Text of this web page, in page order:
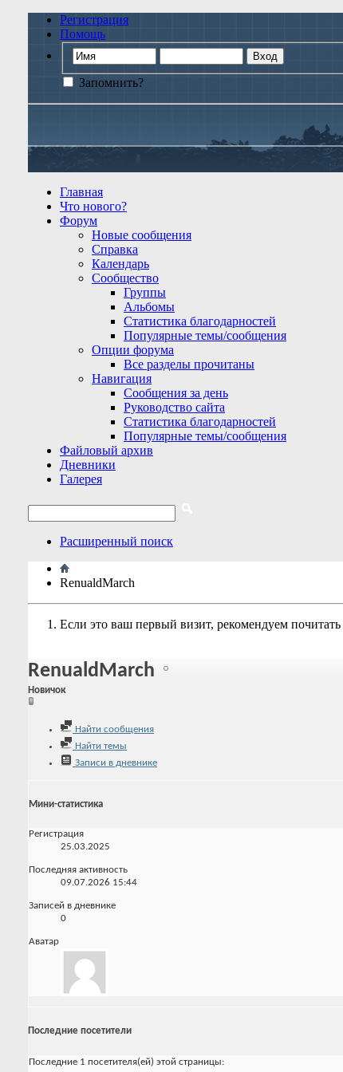
Регистрация
Помощь
Запомнить?
Главная
Что нового?
Форум
Новые сообщения
Справка
Календарь
Сообщество
Группы
Альбомы
Статистика благодарностей
Популярные темы/сообщения
Опции форума
Все разделы прочитаны
Навигация
Сообщения за день
Руководство сайта
Статистика благодарностей
Популярные темы/сообщения
Файловый архив
Дневники
Галерея
Расширенный поиск
RenualdMarch
Если это ваш первый визит, рекомендуем почитать
RenualdMarch
Новичок
Найти сообщения
Найти темы
Записи в дневнике
Мини-статистика
Регистрация
25.03.2025
Последняя активность
09.07.2026 15:44
Записей в дневнике
0
Аватар
Последние посетители
Последние 1 посетителя(ей) этой страницы: